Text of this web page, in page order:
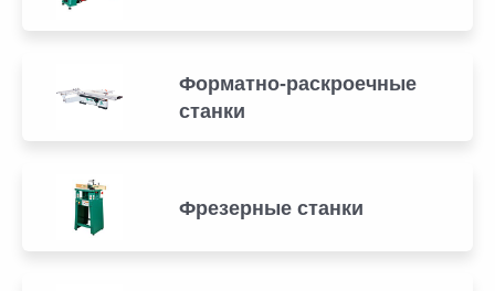
Форматно-раскроечные
станки
Фрезерные станки